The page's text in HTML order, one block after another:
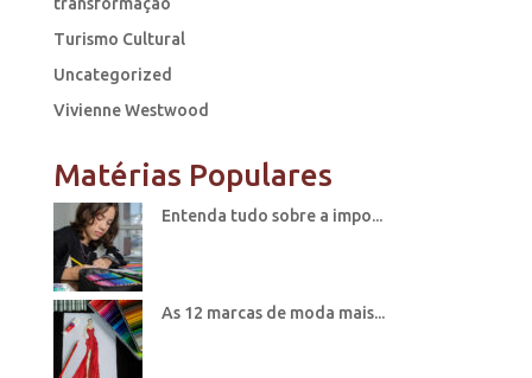
transformação
Turismo Cultural
Uncategorized
Vivienne Westwood
Matérias Populares
Entenda tudo sobre a impo...
As 12 marcas de moda mais...